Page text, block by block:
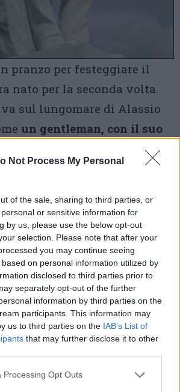
Not Process My Personal
of the sale, sharing to third parties, or
or sensitive information for
by us, please use the below opt-out
selection. Please note that after your
you may continue seeing
on personal information utilized by
disclosed to third parties prior to
separately opt-out of the further
information by third parties on the
participants. This information may
us to third parties on the IAB’s List of
that may further disclose it to other
Processing Opt Outs
pranzo per festeggiare il
nato per la seconda volta.
sul lungomare di Alassio
un gentleman, con il suo
che richiamava subito la
della pietra , uno dei tanti
lavoro (nella foto: il
lavoro dello scalpellino, a
Morì nel 1974, ad Arcisate,
i suoi discendenti.
Portaluppi è stata ricostruita
di stampa e dai documenti